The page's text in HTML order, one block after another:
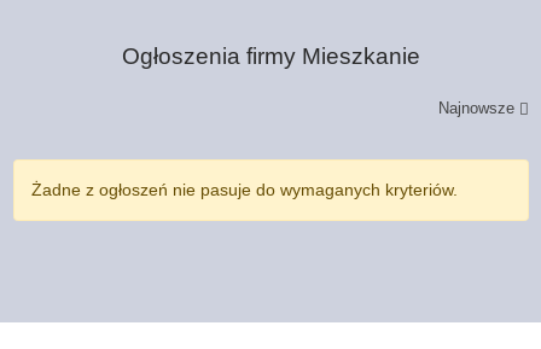
Ogłoszenia firmy Mieszkanie
Najnowsze
Żadne z ogłoszeń nie pasuje do wymaganych kryteriów.